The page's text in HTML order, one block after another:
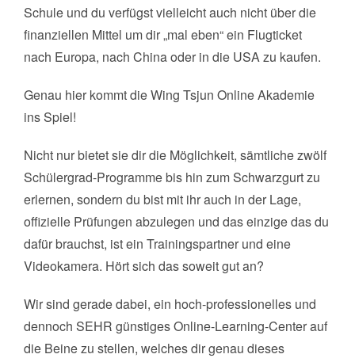
Schule und du verfügst vielleicht auch nicht über die
finanziellen Mittel um dir „mal eben“ ein Flugticket
nach Europa, nach China oder in die USA zu kaufen.
Genau hier kommt die Wing Tsjun Online Akademie
ins Spiel!
Nicht nur bietet sie dir die Möglichkeit, sämtliche zwölf
Schülergrad-Programme bis hin zum Schwarzgurt zu
erlernen, sondern du bist mit ihr auch in der Lage,
offizielle Prüfungen abzulegen und das einzige das du
dafür brauchst, ist ein Trainingspartner und eine
Videokamera. Hört sich das soweit gut an?
Wir sind gerade dabei, ein hoch-professionelles und
dennoch SEHR günstiges Online-Learning-Center auf
die Beine zu stellen, welches dir genau dieses